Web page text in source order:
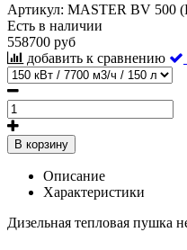
Артикул: MASTER BV 500
Есть в наличии
558700 руб
добавить к сравнению
В корзину
Описание
Характеристики
Дизельная тепловая пушка